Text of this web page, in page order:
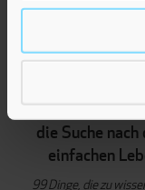
die Suche nach
einfachen
99 Dinge, die zu